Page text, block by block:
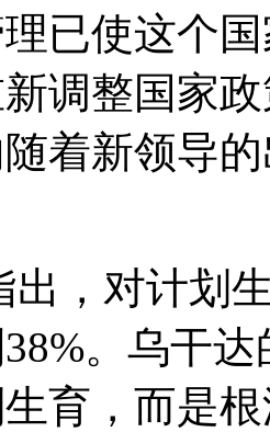
已使这个
调整国家
着新领导
出，对计划
38%。乌干
育，而是